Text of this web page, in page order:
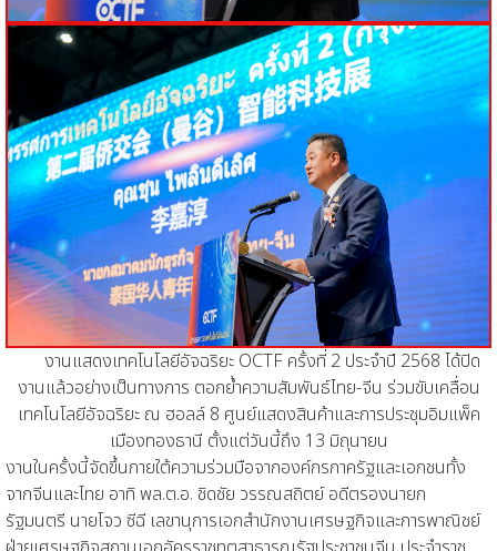
งานแสดงเทคโนโลยีอัจฉริยะ OCTF ครั้งที่ 2 ประจำปี 2568 ได้ปิด
งานแล้วอย่างเป็นทางการ ตอกย้ำความสัมพันธ์ไทย-จีน ร่วมขับเคลื่อน
เทคโนโลยีอัจฉริยะ ณ ฮอลล์ 8 ศูนย์แสดงสินค้าและการประชุมอิมแพ็ค
เมืองทองธานี ตั้งแต่วันนี้ถึง 13 มิถุนายน
งานในครั้งนี้จัดขึ้นภายใต้ความร่วมมือจากองค์กรภาครัฐและเอกชนทั้ง
จากจีนและไทย อาทิ พล.ต.อ. ชิดชัย วรรณสถิตย์ อดีตรองนายก
รัฐมนตรี นายโจว ซีฉี เลขานุการเอกสำนักงานเศรษฐกิจและการพาณิชย์